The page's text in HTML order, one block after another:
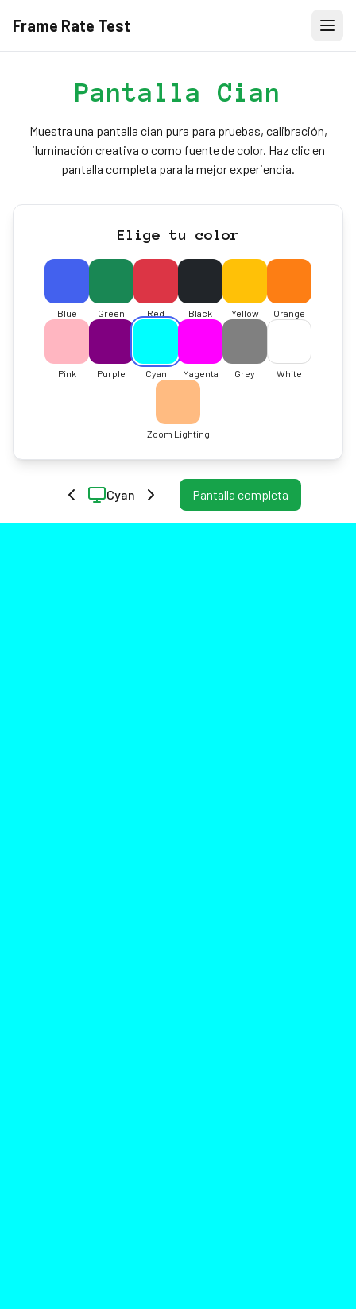
Frame Rate Test
Pantalla Cian
Muestra una pantalla cian pura para pruebas, calibración,
iluminación creativa o como fuente de color. Haz clic en
pantalla completa para la mejor experiencia.
Elige tu color
Blue Green Red Black Yellow Orange
Pink Purple Cyan Magenta Grey White
Zoom Lighting
Cyan Pantalla completa